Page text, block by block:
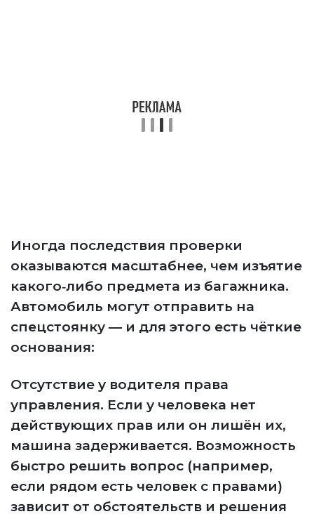
Иногда последствия проверки
оказываются масштабнее, чем изъятие
какого‑либо предмета из багажника.
Автомобиль могут отправить на
спецстоянку — и для этого есть чёткие
основания:
Отсутствие у водителя права
управления. Если у человека нет
действующих прав или он лишён их,
машина задерживается. Возможность
быстро решить вопрос (например,
если рядом есть человек с правами)
зависит от обстоятельств и решения